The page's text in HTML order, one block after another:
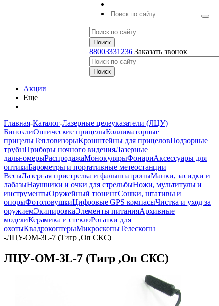
88003331236 Заказать звонок
Акции
Еще
Главная-Каталог-Лазерные целеуказатели (ЛЦУ)
БиноклиОптические прицелыКоллиматорные
прицелыТепловизорыКронштейны для прицеловПодзорные
трубыПриборы ночного виденияЛазерные
дальномерыРаспродажаМонокулярыФонариАксессуары для
оптикиБарометры и портативные метеостанции
ВесыЛазерная пристрелка и фальшпатроныМанки, засидки и
лабазыНаушники и очки для стрельбыНожи, мультитулы и
инструментыОружейный тюнингСошки, штативы и
опорыФотоловушкиЦифровые GPS компасыЧистка и уход за
оружиемЭкипировкаЭлементы питанияАрхивные
моделиКерамика и стеклоРогатки для
охотыКвадрокоптерыМикроскопыТелескопы
-ЛЦУ-ОМ-3L-7 (Тигр ,Оп СКС)
ЛЦУ-ОМ-3L-7 (Тигр ,Оп СКС)